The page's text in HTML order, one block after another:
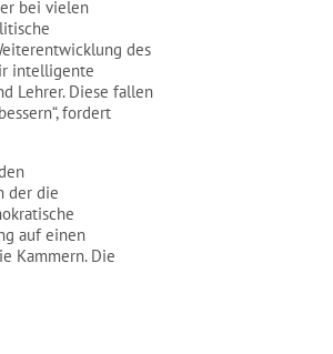
bei vielen
des
intelligente
Lehrer. Diese fallen
fordert
der die
auf einen
Kammern. Die